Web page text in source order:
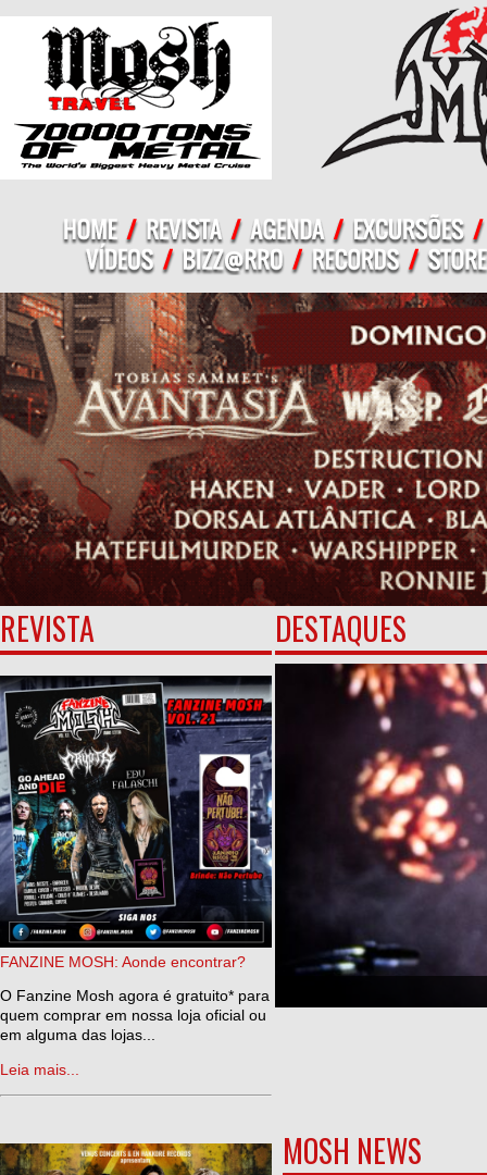
REVISTA
FANZINE MOSH: Aonde encontrar?
O Fanzine Mosh agora é gratuito* para
quem comprar em nossa loja oficial ou
em alguma das lojas...
Leia mais...
DESTAQUES
MOSH NEWS